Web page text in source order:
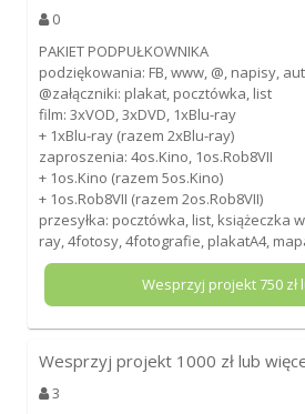
0
PAKIET PODPUŁKOWNIKA
podziękowania: FB, www, @, napisy,
@załączniki: plakat, pocztówka, list
film: 3xVOD, 3xDVD, 1xBlu-ray
+ 1xBlu-ray (razem 2xBlu-ray)
zaproszenia: 4os.Kino, 1os.Rob8VII
+ 1os.Kino (razem 5os.Kino)
+ 1os.Rob8VII (razem 2os.Rob8VII)
przesyłka: pocztówka, list, książeczka
ray, 4fotosy, 4fotografie, plakatA4,
Wesprzyj projekt750zł
Wesprzyj projekt 1000 zł lub
3